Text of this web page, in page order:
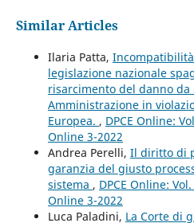
Similar Articles
Ilaria Patta,
legislazione nazionale
risarcimento del danno
Amministrazione in
Europea. , DPCE Online:
Online 3-2022
Andrea Perelli, Il diritto di
garanzia del giusto
sistema , DPCE Online:
Online 3-2022
Luca Paladini, La Corte di